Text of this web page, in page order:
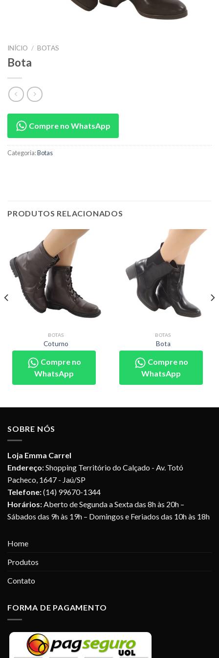
INÍCIO / BOTAS
Bota
Compre no WhatsApp
Categoria:Botas
PRODUTOS RELACIONADOS
BOTAS
Coturno
Compre no
WhatsApp
BOTAS
Bota
Compre no
WhatsApp
SOBRE NÓS
Loja Emma Carrel
Endereço:Shopping Território do Calçado - Av. Totó
Pacheco, 1647 - Jaú/SP
Telefone:(14) 99670-1344
Horários:Aberto de Segunda a Sexta das 8h às 20h –
Sábados das 9h às 19h – Domingos e Feriados das 10h às 18h
Home
Produtos
Contato
FORMA DE PAGAMENTO